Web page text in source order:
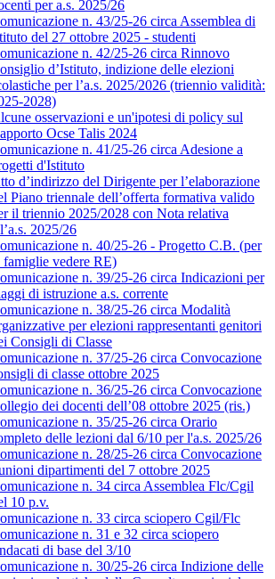
per a.s. 2025/26
n. 43/25-26 circa Assemblea di
del 27 ottobre 2025 - studenti
n. 42/25-26 circa Rinnovo
d’Istituto, indizione delle elezioni
per l’a.s. 2025/2026 (triennio validità:
2028)
osservazioni e un'ipotesi di policy sul
Ocse Talis 2024
n. 41/25-26 circa Adesione a
d'Istituto
d’indirizzo del Dirigente per l’elaborazione
Piano triennale dell’offerta formativa valido
il triennio 2025/2028 con Nota relativa
2025/26
n. 40/25-26 - Progetto C.B. (per
famiglie vedere RE)
n. 39/25-26 circa Indicazioni per
di istruzione a.s. corrente
n. 38/25-26 circa Modalità
per elezioni rappresentanti genitori
Consigli di Classe
n. 37/25-26 circa Convocazione
di classe ottobre 2025
n. 36/25-26 circa Convocazione
dei docenti dell’08 ottobre 2025 (ris.)
n. 35/25-26 circa Orario
delle lezioni dal 6/10 per l'a.s. 2025/26
n. 28/25-26 circa Convocazione
dipartimenti del 7 ottobre 2025
n. 34 circa Assemblea Flc/Cgil
10 p.v.
n. 33 circa sciopero Cgil/Flc
n. 31 e 32 circa sciopero
di base del 3/10
n. 30/25-26 circa Indizione delle